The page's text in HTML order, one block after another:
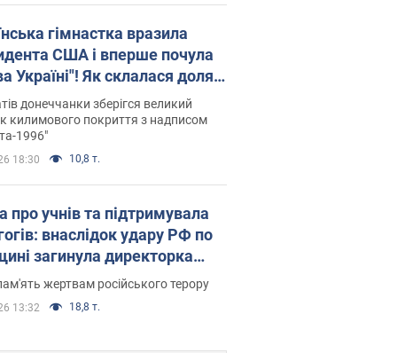
гімнастка вразила
США і вперше почула
Україні"! Як склалася доля
яка 30 років тому
"золото" Олімпіади
донеччанки зберігся великий
килимового покриття з надписом
1996"
18:30 10,8 т.
про учнів та підтримувала
внаслідок удару РФ по
загинула директорка
ліцею, її чоловік та онук
жертвам російського терору
13:32 18,8 т.